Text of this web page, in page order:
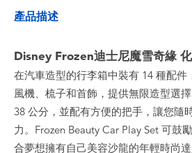
產品描述
Disney Frozen迪士尼魔雪奇緣
在汽車造型的行李箱中裝有 14 種配件
風機、梳子和首飾，提供無限造型選
38 公分，並配有方便的把手，讓您隨
力。Frozen Beauty Car Play Set 可鼓
合夢想擁有自己美容沙龍的年輕時尚達